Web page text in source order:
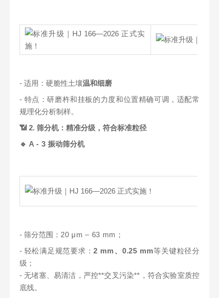
- 适用：硬脆性土壤温和细磨
- 特点：研磨杵和挂板的力度和位置精确可调，适配常
规理化分析制样。
📶 2. 筛分机：精准分级，符合标准粒径
🔹 A - 3 振动筛分机
- 筛分范围： 20 μm – 63 mm ；
- 轻松满足规范要求：2 mm、0.25 mm等关键粒径分
级；
- 无堵塞、易清洁，严控**交叉污染**，符合实验室质控
底线。